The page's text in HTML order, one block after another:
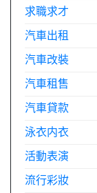
求職求才
汽車出租
汽車改裝
汽車租售
汽車貸款
泳衣内衣
活動表演
流行彩妝